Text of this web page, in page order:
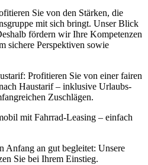
Sie von den Stärken, die
mit sich bringt. Unser Blick
fördern wir Ihre Kompetenzen
sichere Perspektiven sowie
Profitieren Sie von einer fairen
Haustarif – inklusive Urlaubs-
Zuschlägen.
mit Fahrrad-Leasing – einfach
Anfang an gut begleitet: Unsere
Sie bei Ihrem Einstieg.